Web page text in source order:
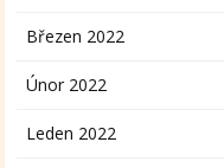
Březen 2022
Únor 2022
Leden 2022